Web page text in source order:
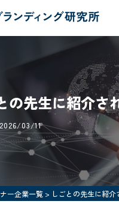
の先生に紹介さ
03/11
ー企業一覧> しごとの先生に紹介